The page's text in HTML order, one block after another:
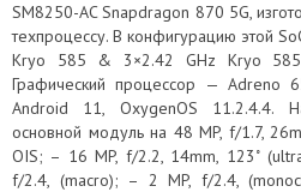
SM8250-AC Snapdragon 870 5G,
техпроцессу. В конфигурацию этой
Kryo 585 & 3×2.42 GHz Kryo
Графический процессор — Adreno
Android 11, OxygenOS 11.2.4.4.
основной модуль на 48 MP, f/1.7,
OIS; – 16 MP, f/2.2, 14mm, 123˚
f/2.4, (macro); – 2 MP, f/2.4,